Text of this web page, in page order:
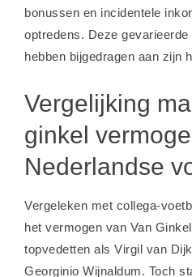
bonussen en incidentele
optredens. Deze
hebben bijgedragen aan zijn
Vergelijking
ginkel
Nederlandse
Vergeleken met collega-
het vermogen van Van
topvedetten als Virgil van Dijk
Georginio Wijnaldum. Toch